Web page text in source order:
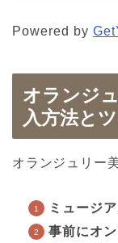
Powered by
オランジ
入方法と
オランジュリー
ミュージ
事前にオ